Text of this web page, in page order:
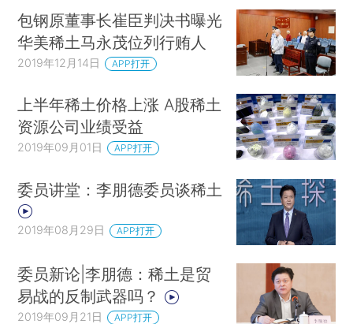
包钢原董事长崔臣判决书曝光
华美稀土马永茂位列行贿人
2019年12月14日 APP打开
上半年稀土价格上涨 A股稀土
资源公司业绩受益
2019年09月01日 APP打开
委员讲堂：李朋德委员谈稀土
2019年08月29日 APP打开
委员新论|李朋德：稀土是贸
易战的反制武器吗？
2019年09月21日 APP打开